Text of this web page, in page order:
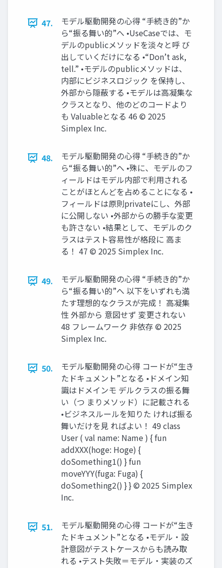
47.
モデル駆動開発の心得 “手続き的”か
ら“振る舞い的”へ •UseCaseでは、モ
デルのpublicメソッドを淡々と呼 び
出していくだけになる •“Don’t ask,
tell.” •モデルのpublicメソッドは、
内部にビジネスロジック を保持し、
外部から隠蔽する •モデルは高凝集な
クラスとなり、他のどのコードより
も Valuableとなる 46 © 2025
Simplex Inc.
48.
モデル駆動開発の心得 “手続き的”か
ら“振る舞い的”へ •殊に、モデルのフ
ィールドはモデル内部で利用される
ことがほとんどを占めることになる •
フィールドは原則privateにし、外部
に公開しない •外部からの勝手な変更
も許さない •結果として、モデルのク
ラスはテスト容易性が格段に 高ま
る！ 47 © 2025 Simplex Inc.
49.
モデル駆動開発の心得 “手続き的”か
ら“振る舞い的”へ 以下をいずれも満
たす理想的なクラスが完成！ 高凝集
性 外部から 意図せず 変更されない
48 フレームワーク 非依存 © 2025
Simplex Inc.
50.
モデル駆動開発の心得 コードが“生き
たドキュメント”となる •ドメイン知
識はドメインモ デルクラスの振る舞
い（つ まりメソッド）に記載される
•ビジネスルールを知りた ければ振る
舞いだけを見 ればよい！ 49 class
User ( val name: Name ) { fun
addXXX(hoge: Hoge) {
doSomething1() } fun
moveYYY(fuga: Fuga) {
doSomething2() } } © 2025 Simplex
Inc.
51.
モデル駆動開発の心得 コードが“生き
たドキュメント”となる •モデル・設
計意図がテストケースからも読み取
れる •テスト失敗＝モデル・実装のズ